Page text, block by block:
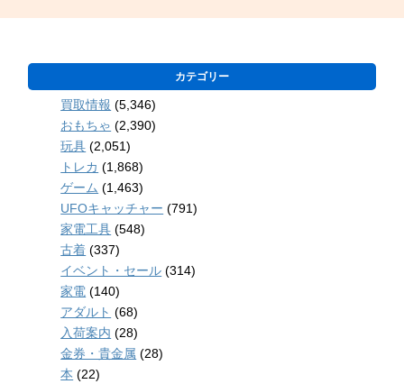
カテゴリー
買取情報 (5,346)
おもちゃ (2,390)
玩具 (2,051)
トレカ (1,868)
ゲーム (1,463)
UFOキャッチャー (791)
家電工具 (548)
古着 (337)
イベント・セール (314)
家電 (140)
アダルト (68)
入荷案内 (28)
金券・貴金属 (28)
本 (22)